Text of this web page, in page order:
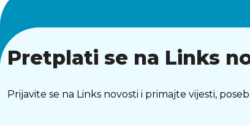
Pretplati se na Links
Prijavite se na Links novosti i primajte vijesti,